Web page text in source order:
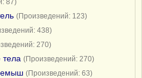
87)
(Произведений: 123)
438)
270)
(Произведений: 270)
(Произведений: 63)